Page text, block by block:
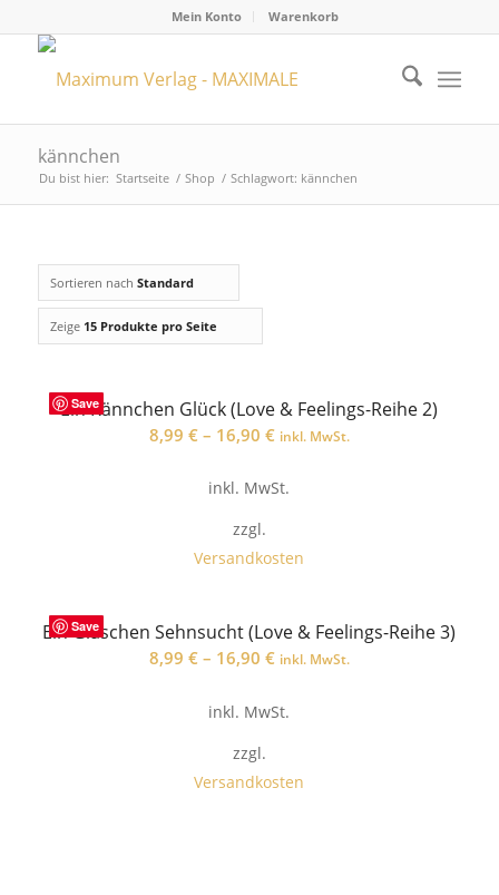
Mein Konto Warenkorb
kännchen
Du bist hier: Startseite / Shop / Schlagwort: kännchen
Sortieren nach Standard
Zeige 15 Produkte pro Seite
Save
Ein Kännchen Glück (Love & Feelings-Reihe 2)
8,99 €– 16,90 € inkl. MwSt.
inkl. MwSt.
zzgl.
Versandkosten
Save
Ein Gläschen Sehnsucht (Love & Feelings-Reihe 3)
8,99 €– 16,90 € inkl. MwSt.
inkl. MwSt.
zzgl.
Versandkosten